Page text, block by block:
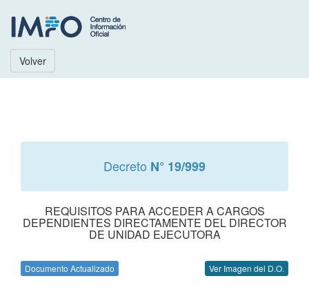
Volver
Decreto N° 19/999
REQUISITOS PARA ACCEDER A CARGOS
DEPENDIENTES DIRECTAMENTE DEL DIRECTOR
DE UNIDAD EJECUTORA
Documento Actualizado Ver Imagen del D.O.